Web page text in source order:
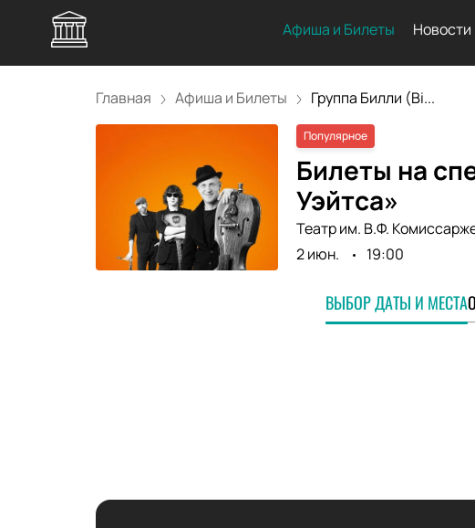
Афиша и Билеты Новости
Главная Афиша и Билеты Группа Билли (Bi...
Популярное
Билеты на
Уэйтса»
Театр им. В.Ф.
2 июн.
19:00
ВЫБОР ДАТЫ И МЕСТА